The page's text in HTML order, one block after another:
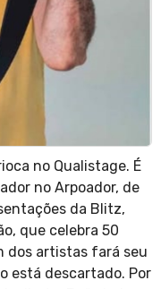
no Qualistage. É
no Arpoador, de
da Blitz,
que celebra 50
dos artistas fará seu
está descartado. Por